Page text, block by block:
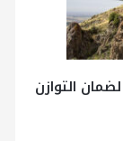
التوازن